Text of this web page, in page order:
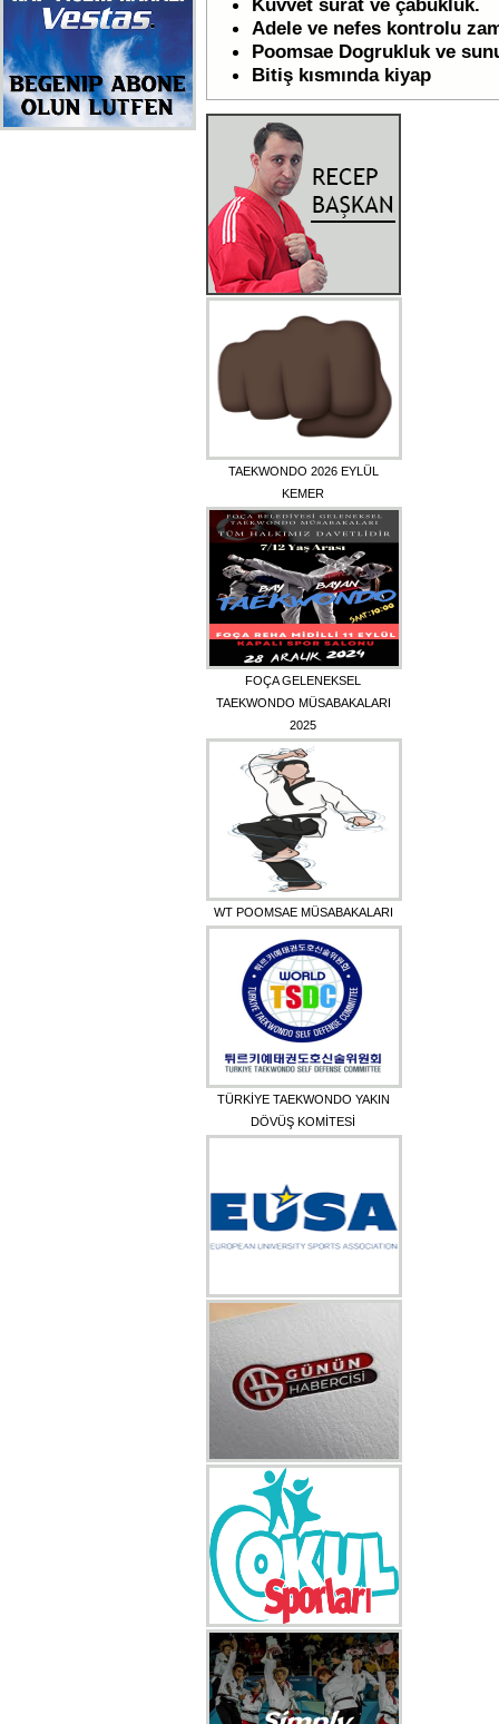
Kuvvet sürat ve çabukluk.
Adele ve nefes kontrolu
Poomsae Dogrukluk ve
Bitiş kısmında kiyap
TAEKWONDO 2026 EYLÜL
KEMER
FOÇA GELENEKSEL
TAEKWONDO MÜSABAKALARI
2025
WT POOMSAE MÜSABAKALARI
TÜRKİYE TAEKWONDO YAKIN
DÖVÜŞ KOMİTESİ